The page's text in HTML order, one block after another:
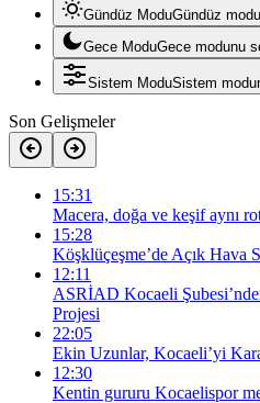
Gündüz ModuGündüz
Gece ModuGece modunu
Sistem ModuSistem
Son Gelişmeler
15:31
Macera, doğa ve keşif aynı
15:28
Köşklüçeşme’de Açık Hava
12:11
ASRİAD Kocaeli
Projesi
22:05
Ekin Uzunlar, Kocaeli’yi
12:30
Kentin gururu Kocaelispor